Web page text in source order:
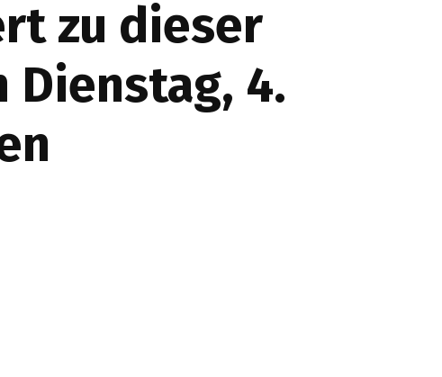
zu dieser
Dienstag, 4.